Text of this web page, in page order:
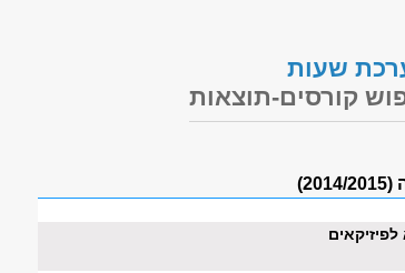
שעות
קורסים-תוצאות